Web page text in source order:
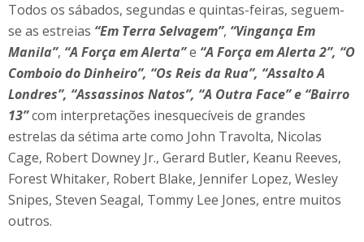
Todos os sábados, segundas e quintas-feiras, seguem-
se as estreias “Em Terra Selvagem”, “Vingança Em
Manila”, “A Força em Alerta”e “A Força em Alerta 2”, “O
Comboio do Dinheiro”, “Os Reis da Rua”, “Assalto A
Londres”, “Assassinos Natos”, “A Outra Face” e “Bairro
13”com interpretações inesquecíveis de grandes
estrelas da sétima arte como John Travolta, Nicolas
Cage, Robert Downey Jr., Gerard Butler, Keanu Reeves,
Forest Whitaker, Robert Blake, Jennifer Lopez, Wesley
Snipes, Steven Seagal, Tommy Lee Jones, entre muitos
outros.